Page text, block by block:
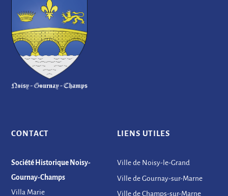
CONTACT
Société Historique Noisy-
Gournay-Champs
Villa Marie
LIENS UTILES
Ville de Noisy-le-Grand
Ville de Gournay-sur-Marne
Ville de Champs-sur-Marne